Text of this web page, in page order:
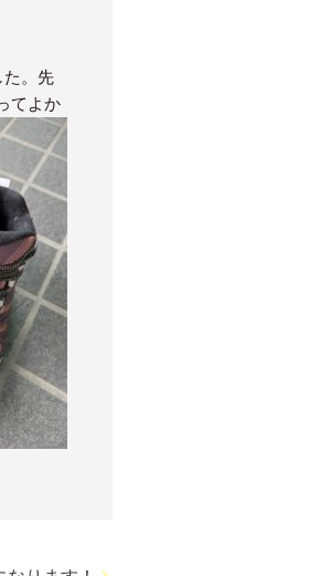
た。先
てよか